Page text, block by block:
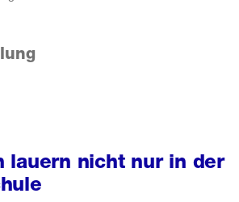
lauern nicht nur in der